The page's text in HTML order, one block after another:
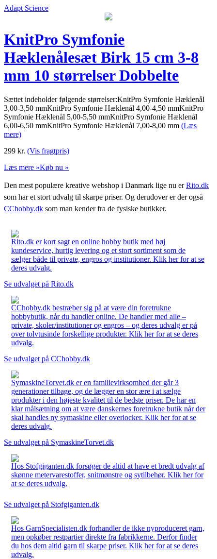
Adapt Science
KnitPro Symfonie
Hæklenålesæt Birk 15 cm 3-8
mm 10 størrelser Dobbelte
Sættet indeholder følgende størrelser:KnitPro Symfonie Hæklenål
3,00-3,50 mmKnitPro Symfonie Hæklenål 4,00-4,50 mmKnitPro
Symfonie Hæklenål 5,00-5,50 mmKnitPro Symfonie Hæklenål
6,00-6,50 mmKnitPro Symfonie Hæklenål 7,00-8,00 mm (Læs
mere)
299 kr. (Vis fragtpris)
Læs mere »Køb nu »
Den mest populære kreative webshop i Danmark lige nu erRito.dk
som har et stort udvalg til skarpe priser. Og derudover er der også
CChobby.dk som man kender fra de fysiske butikker.
Rito.dk er kort sagt en online hobby butik med høj
kundeservice, hurtig levering og et stort sortiment som de
sælger både til private, engros og institutioner. Klik her for at se
deres udvalg.
Se udvalget på Rito.dk
CChobby.dk bestræber sig på at være din foretrukne
hobbybutik, når du handler online. De handler med alle –
private, skoler/institutioner og engros – og deres udvalg er på
over tolvtusinde forskellige produkter. Klik her for at se deres
udvalg.
Se udvalget på CChobby.dk
SymaskineTorvet.dk er en familievirksomhed der går 3
generationer tilbage, og de lægger en stor ære i at sælge
produkter i den højeste kvalitet til de bedste priser. De har en
klar målsætning om at være danskernes foretrukne butik når der
skal handles ny symaskine eller overlocker. Klik her for at se
deres udvalg.
Se udvalget på SymaskineTorvet.dk
Hos Stofgiganten.dk forsøger de altid at have et bredt udvalg af
skønne metervarestoffer, snitmønstre og sytilbehør. Klik her for
at se deres udvalg.
Se udvalget på Stofgiganten.dk
Hos GarnSpecialisten.dk forhandler de ikke nyproduceret garn,
men opkøber restpartier direkte fra fabrikkerne. Derfor finder
du hos dem altid garn til skarpe priser. Klik her for at se deres
udvalg.